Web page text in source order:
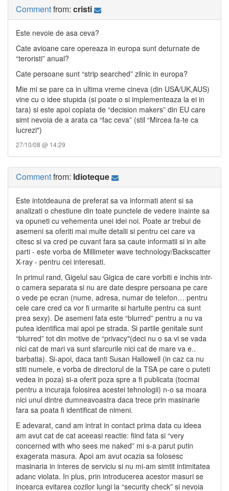
Commentfrom: cristi
Este nevoie de asa ceva?
Cate avioane care opereaza in europa sunt deturnate de
“teroristi” anual?
Cate persoane sunt “strip searched” zilnic in europa?
Mie mi se pare ca in ultima vreme cineva (din USA/UK,AUS)
vine cu o idee stupida (si poate o si implementeaza la ei in
tara) si este apoi copiata de “decision makers” din EU care
simt nevoia de a arata ca “fac ceva” (stil “Mircea fa-te ca
lucrezi")
27/10/08 @ 14:29
Commentfrom: Idioteque
Este intotdeauna de preferat sa va informati atent si sa
analizati o chestiune din toate punctele de vedere inainte sa
va opuneti cu vehementa unei idei noi. Poate ar trebui de
asemeni sa oferiti mai multe detalii si pentru cei care va
citesc si va cred pe cuvant fara sa caute informatii si in alte
parti - este vorba de Millimeter wave technology/Backscatter
X-ray - pentru cei interesati.
In primul rand, Gigelul sau Gigica de care vorbiti e inchis intr-
o camera separata si nu are date despre persoana pe care
o vede pe ecran (nume, adresa, numar de telefon… pentru
cele care cred ca vor fi urmarite si hartuite pentru ca sunt
prea sexy). De asemeni fata este “blurred” pentru a nu va
putea identifica mai apoi pe strada. Si partile genitale sunt
“blurred” tot din motive de “privacy"(deci nu o sa vi se vada
nici cat de mari va sunt sfarcurile nici cat de mare va e..
barbatia). Si-apoi, daca tanti Susan Hallowell (in caz ca nu
stiti numele, e vorba de directorul de la TSA pe care o puteti
vedea in poza) si-a oferit poza spre a fi publicata (tocmai
pentru a incuraja folosirea acestei tehnologii) n-o sa moara
nici unul dintre dumneavoastra daca trece prin masinarie
fara sa poata fi identificat de nimeni.
E adevarat, cand am intrat in contact prima data cu ideea
am avut cat de cat aceeasi reactie: fiind fata si “very
concerned with who sees me naked” mi s-a parut putin
exagerata masura. Apoi am avut ocazia sa folosesc
masinaria in interes de serviciu si nu mi-am simtit intimitatea
adanc violata. In plus, prin introducerea acestor masuri se
incearca evitarea cozilor lungi la “security check” si nevoia